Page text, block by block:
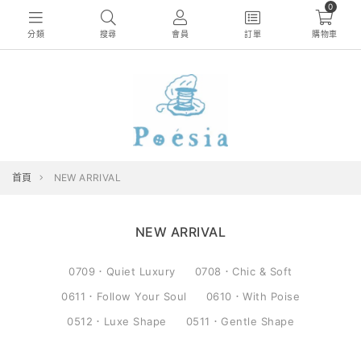
分類 搜尋 會員 訂單
0
購物車
首頁 NEW ARRIVAL
NEW ARRIVAL
0709．Quiet Luxury
0708．Chic & Soft
0611．Follow Your Soul
0610．With Poise
0512．Luxe Shape
0511．Gentle Shape